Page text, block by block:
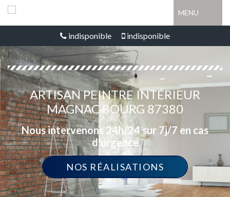
MENU
indisponible indisponible
ARTISAN PEINTRE INTÉRIEUR
MAGNAC BOURG 87380
Nous intervenons 24h/24 sur 7j/7 en cas
d'urgence
NOS RÉALISATIONS